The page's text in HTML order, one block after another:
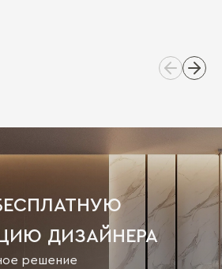
ДИЗАЙНЕРА
решение